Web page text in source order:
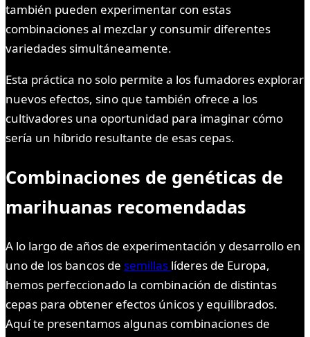
también pueden experimentar con estas
combinaciones al mezclar y consumir diferentes
variedades simultáneamente.
Esta práctica no solo permite a los fumadores explorar
nuevos efectos, sino que también ofrece a los
cultivadores una oportunidad para imaginar cómo
sería un híbrido resultante de esas cepas.
Combinaciones de genéticas de
marihuanas recomendadas
A lo largo de años de experimentación y desarrollo en
uno de los bancos de semillas líderes de Europa,
hemos perfeccionado la combinación de distintas
cepas para obtener efectos únicos y equilibrados.
Aquí te presentamos algunas combinaciones de